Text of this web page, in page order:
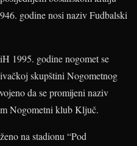
godine nosi naziv Fudbalski
1995. godine nogomet se
skupštini Nogometnog
da se promijeni naziv
Nogometni klub Ključ.
na stadionu “Pod